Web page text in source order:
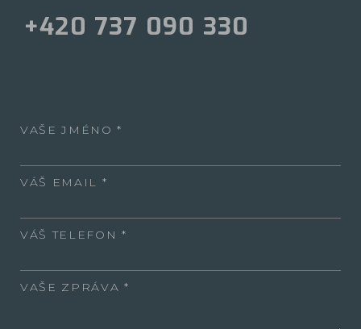
+420 737 090 330
VAŠE JMÉNO
VÁŠ EMAIL
VÁŠ TELEFON
VAŠE ZPRÁVA